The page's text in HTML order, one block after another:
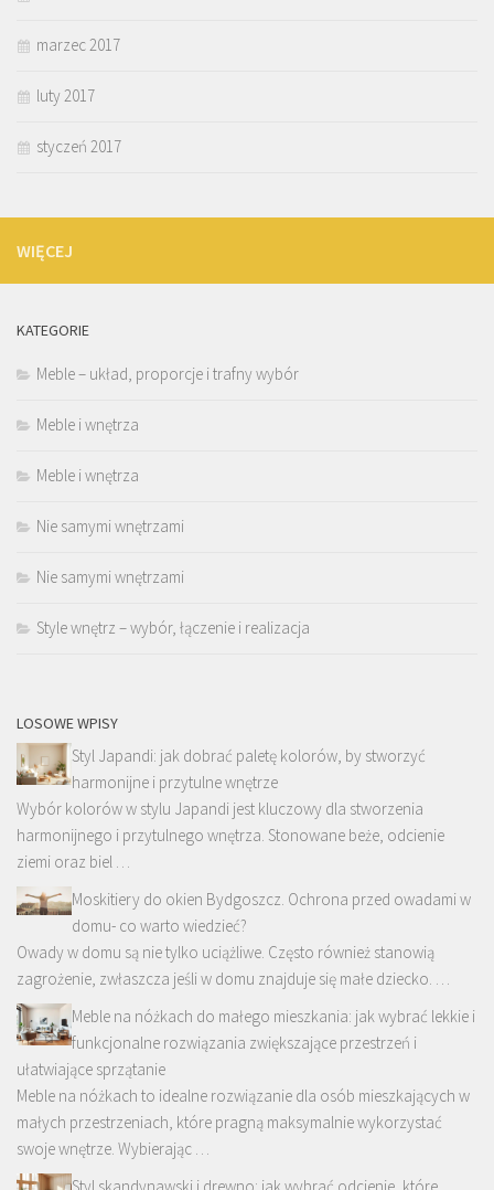
marzec 2017
luty 2017
styczeń 2017
WIĘCEJ
KATEGORIE
Meble – układ, proporcje i trafny wybór
Meble i wnętrza
Meble i wnętrza
Nie samymi wnętrzami
Nie samymi wnętrzami
Style wnętrz – wybór, łączenie i realizacja
LOSOWE WPISY
Styl Japandi: jak dobrać paletę kolorów, by stworzyć
harmonijne i przytulne wnętrze
Wybór kolorów w stylu Japandi jest kluczowy dla stworzenia
harmonijnego i przytulnego wnętrza. Stonowane beże, odcienie
ziemi oraz biel …
Moskitiery do okien Bydgoszcz. Ochrona przed owadami w
domu- co warto wiedzieć?
Owady w domu są nie tylko uciążliwe. Często również stanowią
zagrożenie, zwłaszcza jeśli w domu znajduje się małe dziecko. …
Meble na nóżkach do małego mieszkania: jak wybrać lekkie i
funkcjonalne rozwiązania zwiększające przestrzeń i
ułatwiające sprzątanie
Meble na nóżkach to idealne rozwiązanie dla osób mieszkających w
małych przestrzeniach, które pragną maksymalnie wykorzystać
swoje wnętrze. Wybierając …